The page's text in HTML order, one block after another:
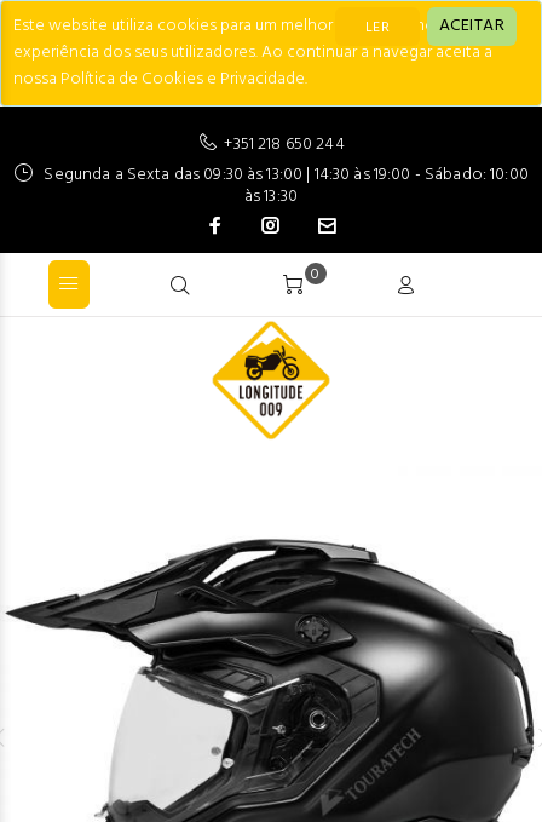
Este website utiliza cookies para um melhor desempenho e
experiência dos seus utilizadores. Ao continuar a navegar aceita a
nossa Política de Cookies e Privacidade.
LER ACEITAR
+351 218 650 244
Segunda a Sexta das 09:30 às 13:00 | 14:30 às 19:00 - Sábado: 10:00
às 13:30
0